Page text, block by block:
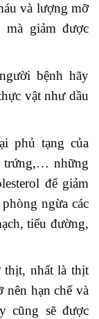
và lượng mỡ
mà giảm được
bệnh hãy
vật như dầu
phủ tạng của
trứng,… những
để giảm
ngừa các
tiểu đường,
thịt, nhất là thịt
nên hạn chế và
cũng sẽ được